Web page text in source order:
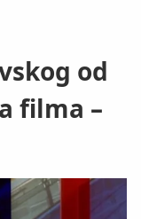
od
filma –